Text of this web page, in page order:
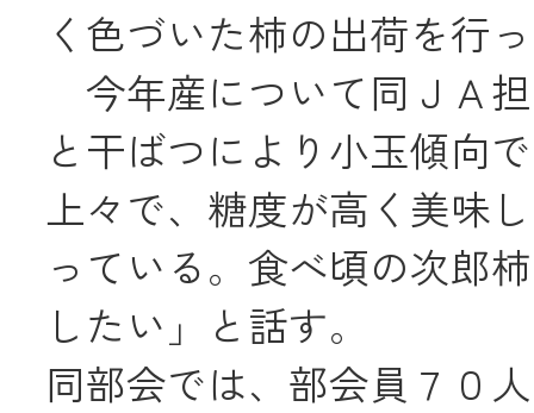
店舗・ATM・
メールでのお
く色づいた柿の出荷を行
今年産について同ＪＡ
と干ばつにより小玉傾向
上々で、糖度が高く美味
っている。食べ頃の次郎
したい」と話す。
同部会では、部会員７０